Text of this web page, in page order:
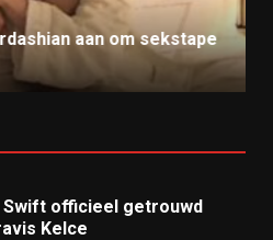
aan om sekstape
Swift officieel getrouwd
Kelce